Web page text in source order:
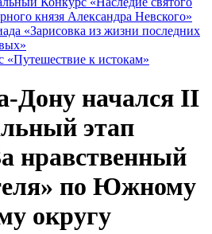
князя Александра Невского»
«Зарисовка из жизни последних
«Путешествие к истокам»
Дону начался II
этап
нравственный
по Южному
округу